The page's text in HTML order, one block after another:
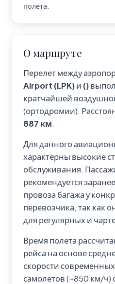
полета.
О маршруте
Перелет между
Airport (LPK)и ()
кратчайшей
(ортодромии).
887 км.
Для данного
характерны высокие
обслуживания.
рекомендуется
провоза багажа у
перевозчика, так как
для регулярных и
Время полёта
рейса на основе
скорости
самолётов (~850 км/ч)